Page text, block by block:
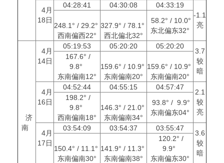
4月
18日
04:28:41 04:30:08
04:33:19
-1.1
亮
248.1° / 29.2°
西南偏西22°
327.9° / 78.1°
西北偏北32°
58.2° / 10.0°
东北偏东32°
济
南
4月
14日
05:19:53 05:20:20 05:20:20
3.7
较
暗
167.6° /
9.8°
东南偏南12°
159.6° / 10.9°
东南偏南20°
159.6° / 10.9°
东南偏南20°
4月
16日
04:52:44 04:55:15 04:57:47
2.1
较
亮
198.2° /
9.8°
西南偏南18°
146.3° / 21.0°
东南偏南34°
93.8° / 9.9°
东南偏东04°
4月
17日
03:54:09 03:54:37 03:55:47
3.6
较
暗
150.4° / 11.1°
东南偏南30°
141.9° / 11.3°
东南偏南38°
120.2° /
9.9°
东南偏东30°